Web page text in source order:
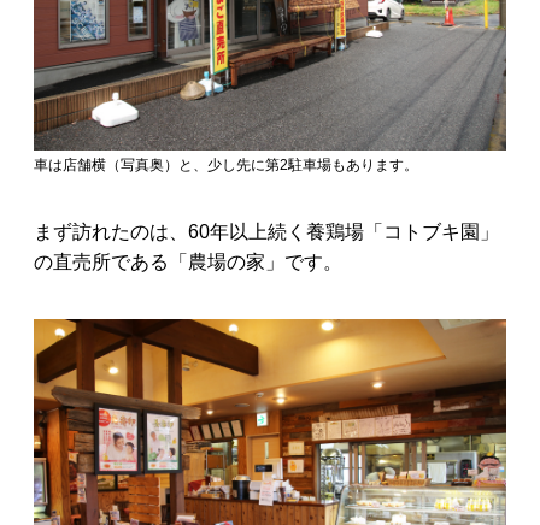
車は店舗横（写真奥）と、少し先に第2駐車場もあります。
まず訪れたのは、60年以上続く養鶏場「コトブキ園」
の直売所である「農場の家」です。